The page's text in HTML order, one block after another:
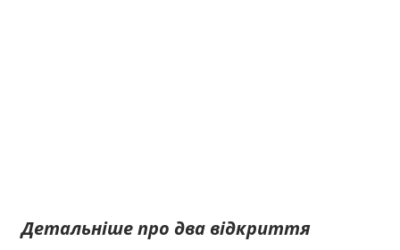
Детальніше про два відкриття